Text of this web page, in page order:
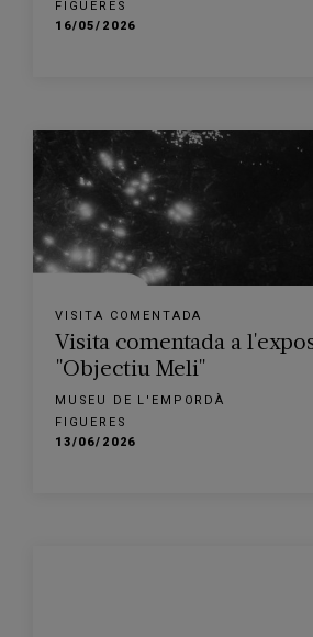
FIGUERES
16/05/2026
VISITA COMENTADA
Visita comentada a
"Objectiu Meli"
MUSEU DE L'EMPORDÀ
FIGUERES
13/06/2026